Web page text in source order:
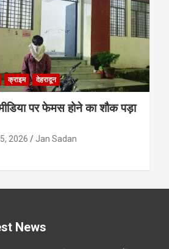
क्राइम देहरादून
पर फेमस होने का शौक पड़ा
2026 Jan Sadan
News